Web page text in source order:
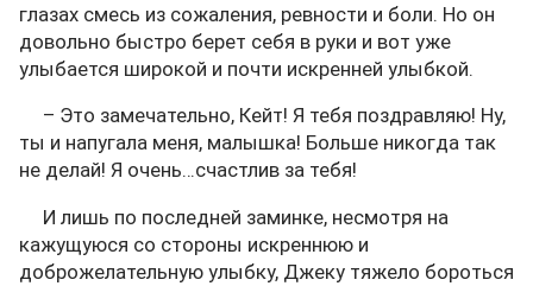
глазах смесь из сожаления, ревности и боли. Но он
довольно быстро берет себя в руки и вот уже
улыбается широкой и почти искренней улыбкой.
– Это замечательно, Кейт! Я тебя поздравляю! Ну,
ты и напугала меня, малышка! Больше никогда так
не делай! Я очень…счастлив за тебя!
И лишь по последней заминке, несмотря на
кажущуюся со стороны искреннюю и
доброжелательную улыбку, Джеку тяжело бороться